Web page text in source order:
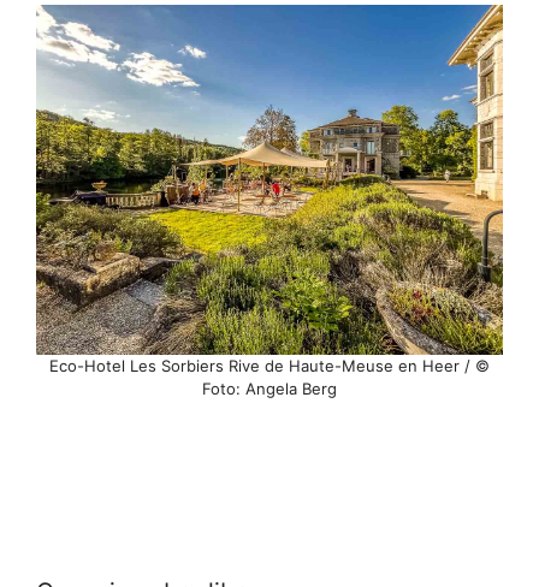
Eco-Hotel Les Sorbiers Rive de Haute-Meuse en Heer / ©
Foto: Angela Berg